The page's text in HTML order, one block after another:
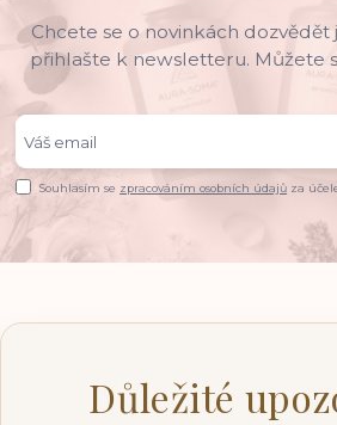
Chcete se o novinkách dozvědět
přihlašte k newsletteru. Můžete
Souhlasím se zpracováním osobních údajů za
Důležité